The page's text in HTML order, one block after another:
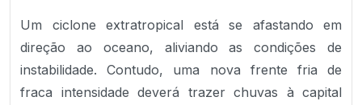
Um ciclone extratropical está se afastando em
direção ao oceano, aliviando as condições de
instabilidade. Contudo, uma nova frente fria de
fraca intensidade deverá trazer chuvas à capital